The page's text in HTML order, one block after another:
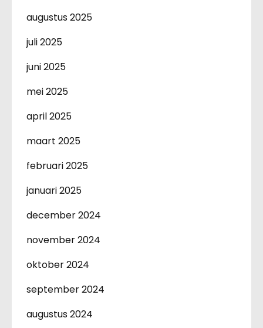
augustus 2025
juli 2025
juni 2025
mei 2025
april 2025
maart 2025
februari 2025
januari 2025
december 2024
november 2024
oktober 2024
september 2024
augustus 2024